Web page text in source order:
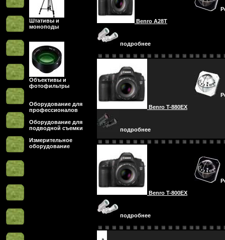
Штативы и
моноподы
Объективы и
фотофильтры
Оборудование для
профессионалов
Оборудование для
подводной съемки
Измерительное
оборудование
Benro A28T
подробнее
Benro T-880EX
подробнее
Benro T-800EX
подробнее